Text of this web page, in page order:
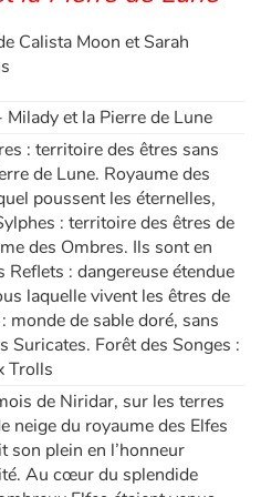
Calista Moon et Sarah
et la Pierre de Lune
: territoire des êtres sans
de Lune. Royaume des
poussent les éternelles,
: territoire des êtres de
des Ombres. Ils sont en
Reflets : dangereuse étendue
laquelle vivent les êtres de
monde de sable doré, sans
Suricates. Forêt des Songes :
Trolls
de Niridar, sur les terres
neige du royaume des Elfes
son plein en l’honneur
Au cœur du splendide